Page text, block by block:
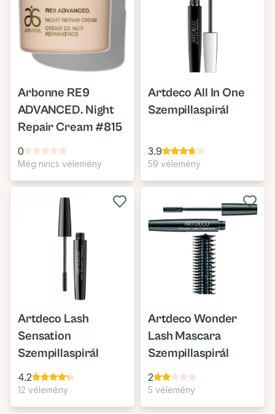
Arbonne RE9
ADVANCED. Night
Repair Cream #815
0
Még nincs vélemény
Artdeco All In One
Szempillaspirál
3.9
59 vélemény
Artdeco Lash
Sensation
Szempillaspirál
4.2
12 vélemény
Artdeco Wonder
Lash Mascara
Szempillaspirál
2
5 vélemény